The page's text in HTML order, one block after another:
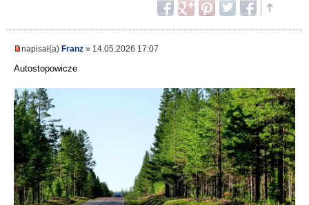
napisał(a) Franz » 14.05.2026 17:07
Autostopowicze